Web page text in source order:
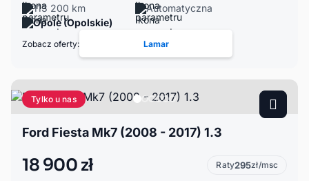
113 200 km
Automatyczna
Opole (Opolskie)
Zobacz oferty: Lamar
Tylko u nas
Ford Fiesta Mk7 (2008 - 2017) 1.3
18 900 zł Raty295zł/msc